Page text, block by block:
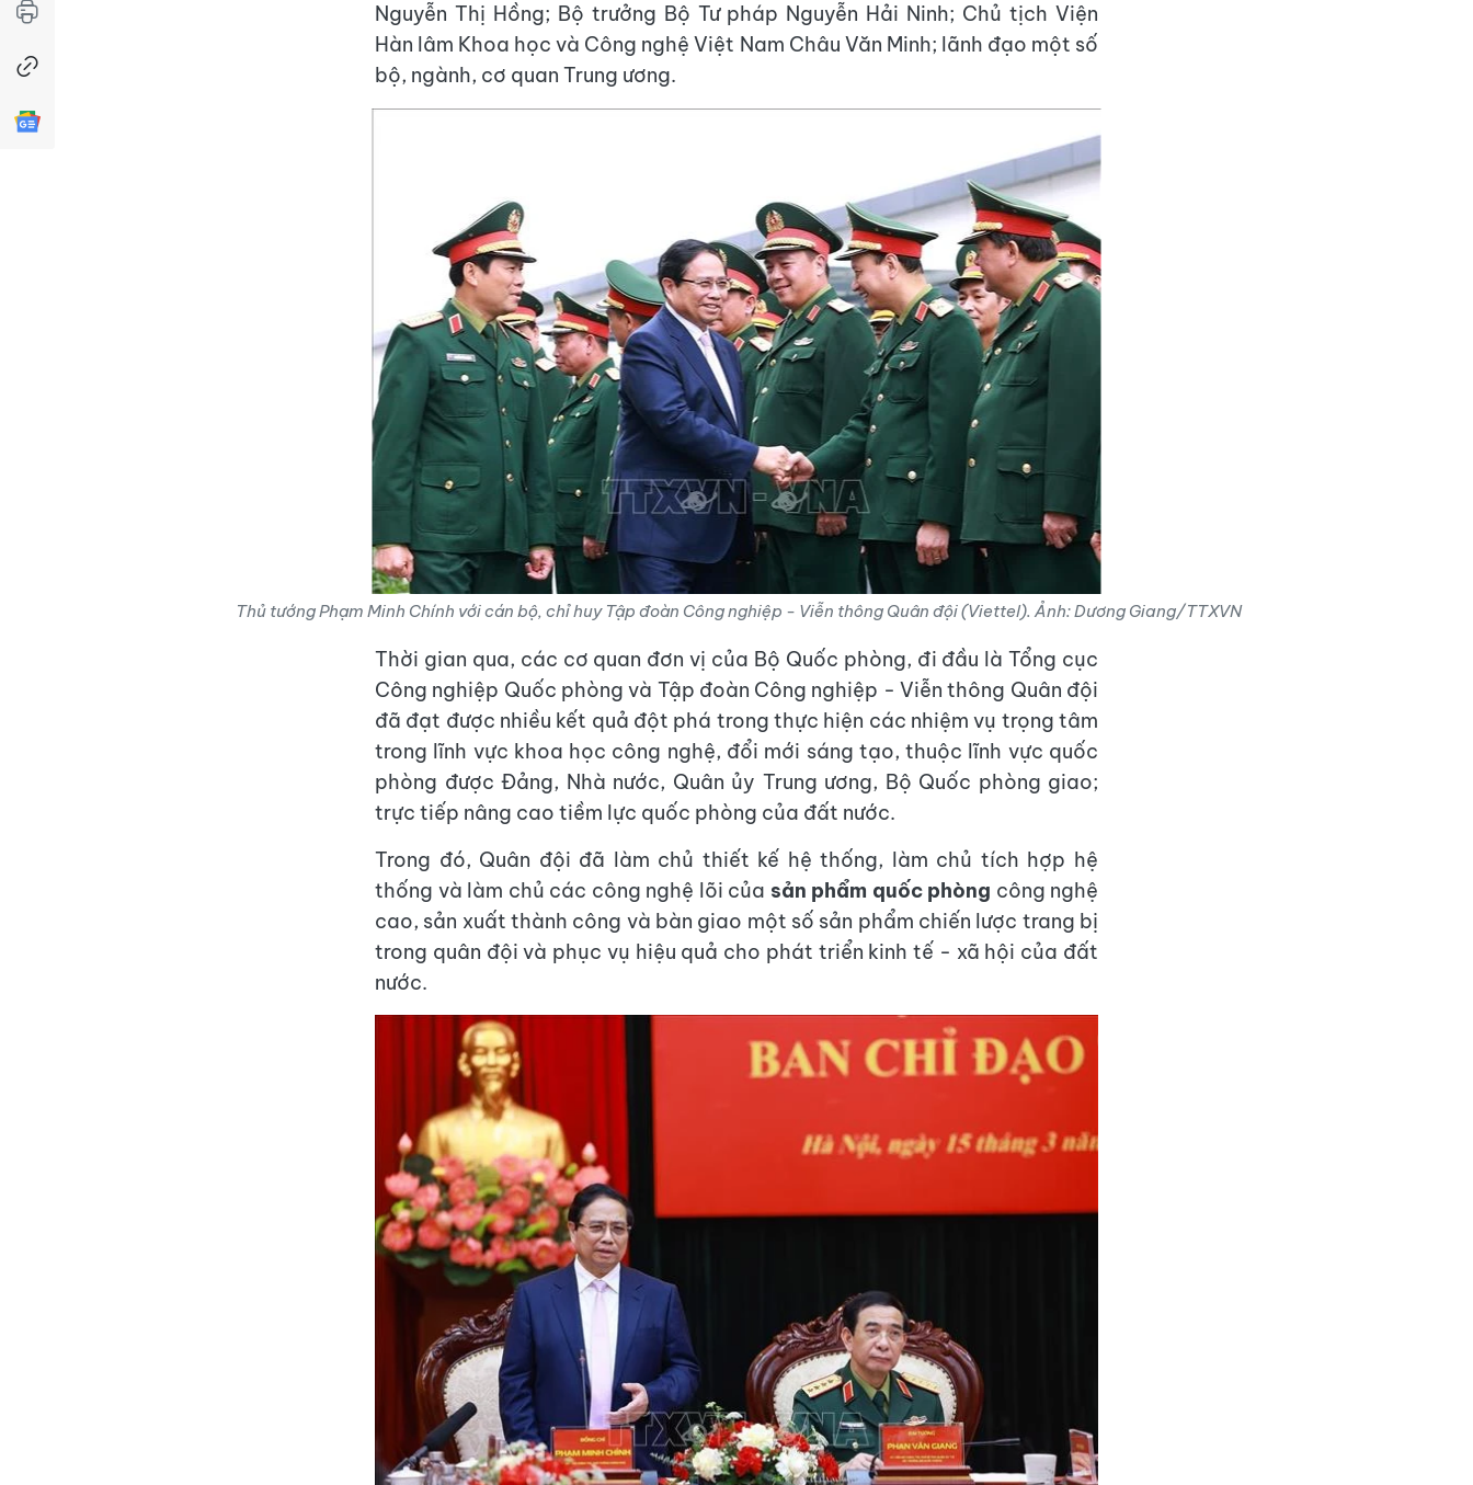
Nguyễn Thị Hồng; Bộ trưởng Bộ Tư pháp Nguyễn Hải Ninh; Chủ tịch Viện
Hàn lâm Khoa học và Công nghệ Việt Nam Châu Văn Minh; lãnh đạo một số
bộ, ngành, cơ quan Trung ương.
Thủ tướng Phạm Minh Chính với cán bộ, chỉ huy Tập đoàn Công nghiệp - Viễn thông Quân đội (Viettel). Ảnh: Dương Giang/TTXVN
Thời gian qua, các cơ quan đơn vị của Bộ Quốc phòng, đi đầu là Tổng cục
Công nghiệp Quốc phòng và Tập đoàn Công nghiệp - Viễn thông Quân đội
đã đạt được nhiều kết quả đột phá trong thực hiện các nhiệm vụ trọng tâm
trong lĩnh vực khoa học công nghệ, đổi mới sáng tạo, thuộc lĩnh vực quốc
phòng được Đảng, Nhà nước, Quân ủy Trung ương, Bộ Quốc phòng giao;
trực tiếp nâng cao tiềm lực quốc phòng của đất nước.
Trong đó, Quân đội đã làm chủ thiết kế hệ thống, làm chủ tích hợp hệ
thống và làm chủ các công nghệ lõi của sản phẩm quốc phòng công nghệ
cao, sản xuất thành công và bàn giao một số sản phẩm chiến lược trang bị
trong quân đội và phục vụ hiệu quả cho phát triển kinh tế - xã hội của đất
nước.